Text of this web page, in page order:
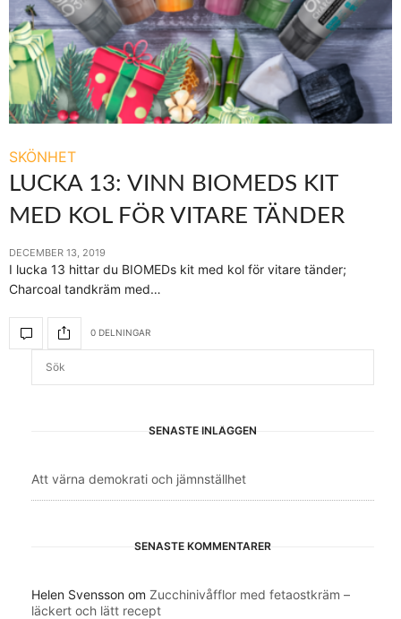
SKÖNHET
LUCKA 13: VINN BIOMEDS KIT
MED KOL FÖR VITARE TÄNDER
DECEMBER 13, 2019
I lucka 13 hittar du BIOMEDs kit med kol för vitare tänder;
Charcoal tandkräm med…
0 DELNINGAR
SENASTE INLÄGGEN
Att värna demokrati och jämnställhet
SENASTE KOMMENTARER
Helen Svensson om Zucchinivåfflor med fetaostkräm –
läckert och lätt recept